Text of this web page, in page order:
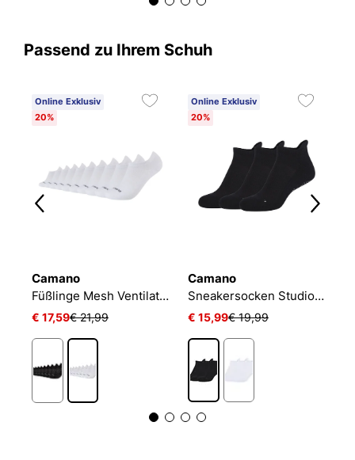
Passend zu Ihrem Schuh
Online Exklusiv
20%
Camano
Füßlinge Mesh Ventilation
€ 17,59€ 21,99
Online Exklusiv
20%
Camano
Sneakersocken Studio-Line Pilates und Yoga
€ 15,99€ 19,99